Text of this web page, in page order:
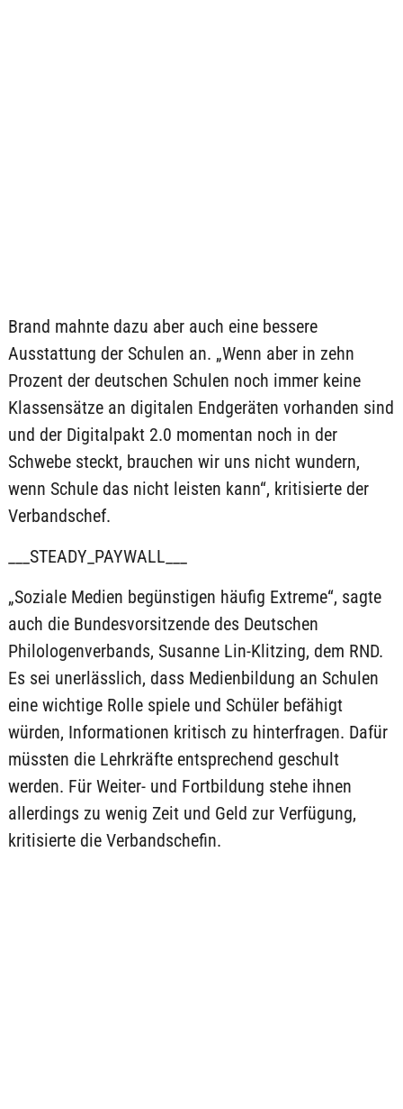
Brand mahnte dazu aber auch eine bessere
Ausstattung der Schulen an. „Wenn aber in zehn
Prozent der deutschen Schulen noch immer keine
Klassensätze an digitalen Endgeräten vorhanden sind
und der Digitalpakt 2.0 momentan noch in der
Schwebe steckt, brauchen wir uns nicht wundern,
wenn Schule das nicht leisten kann“, kritisierte der
Verbandschef.
___STEADY_PAYWALL___
„Soziale Medien begünstigen häufig Extreme“, sagte
auch die Bundesvorsitzende des Deutschen
Philologenverbands, Susanne Lin-Klitzing, dem RND.
Es sei unerlässlich, dass Medienbildung an Schulen
eine wichtige Rolle spiele und Schüler befähigt
würden, Informationen kritisch zu hinterfragen. Dafür
müssten die Lehrkräfte entsprechend geschult
werden. Für Weiter- und Fortbildung stehe ihnen
allerdings zu wenig Zeit und Geld zur Verfügung,
kritisierte die Verbandschefin.